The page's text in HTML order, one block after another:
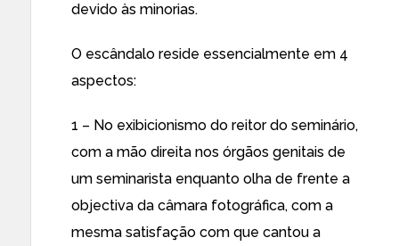
devido às minorias.
O escândalo reside essencialmente em 4
aspectos:
1 – No exibicionismo do reitor do seminário,
com a mão direita nos órgãos genitais de
um seminarista enquanto olha de frente a
objectiva da câmara fotográfica, com a
mesma satisfação com que cantou a